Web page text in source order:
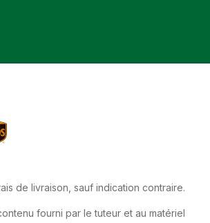
de livraison, sauf indication contraire.
fourni par le tuteur et au matériel